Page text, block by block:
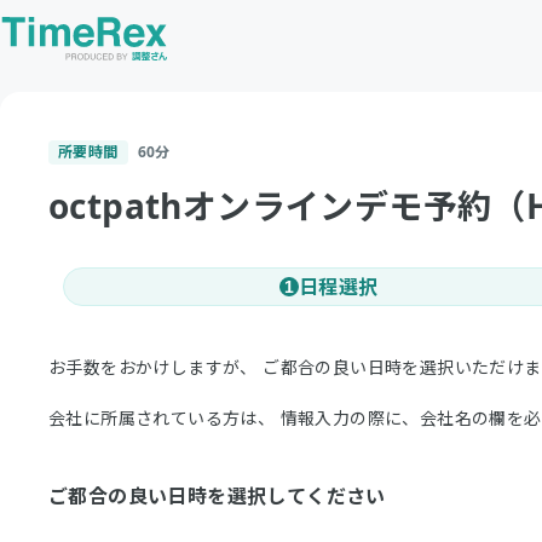
所要時間 60分
octpathオンラインデモ予約（
1 日程選択
お手数をおかけしますが、 ご都合の良い日時を選択いただけ
会社に所属されている方は、 情報入力の際に、会社名の欄を
ご都合の良い日時を選択してください